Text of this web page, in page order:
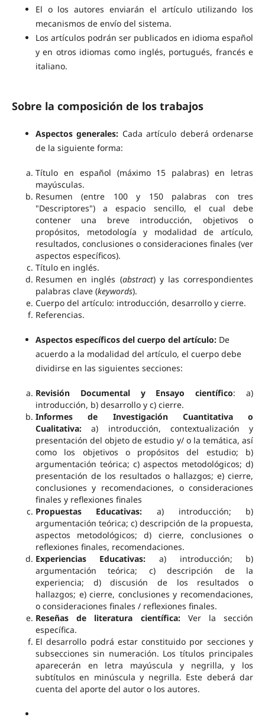
El o los autores enviarán el artículo utilizando los
mecanismos de envío del sistema.
Los artículos podrán ser publicados en idioma español
y en otros idiomas como inglés, portugués, francés e
italiano.
Sobre la composición de los trabajos
Aspectos generales: Cada artículo deberá ordenarse
de la siguiente forma:
Título en español (máximo 15 palabras) en letras
mayúsculas.
Resumen (entre 100 y 150 palabras con tres
"Descriptores") a espacio sencillo, el cual debe
contener una breve introducción, objetivos o
propósitos, metodología y modalidad de artículo,
resultados, conclusiones o consideraciones finales (ver
aspectos específicos).
Título en inglés.
Resumen en inglés (abstract) y las correspondientes
palabras clave (keywords).
Cuerpo del artículo: introducción, desarrollo y cierre.
Referencias.
Aspectos específicos del cuerpo del artículo: De
acuerdo a la modalidad del artículo, el cuerpo debe
dividirse en las siguientes secciones:
Revisión Documental y Ensayo científico: a)
introducción, b) desarrollo y c) cierre.
Informes de Investigación Cuantitativa o
Cualitativa:a) introducción, contextualización y
presentación del objeto de estudio y/ o la temática, así
como los objetivos o propósitos del estudio; b)
argumentación teórica; c) aspectos metodológicos; d)
presentación de los resultados o hallazgos; e) cierre,
conclusiones y recomendaciones, o consideraciones
finales y reflexiones finales
Propuestas Educativas: a) introducción; b)
argumentación teórica; c) descripción de la propuesta,
aspectos metodológicos; d) cierre, conclusiones o
reflexiones finales, recomendaciones.
Experiencias Educativas: a) introducción; b)
argumentación teórica; c) descripción de la
experiencia; d) discusión de los resultados o
hallazgos; e) cierre, conclusiones y recomendaciones,
o consideraciones finales / reflexiones finales.
Reseñas de literatura científica: Ver la sección
específica.
El desarrollo podrá estar constituido por secciones y
subsecciones sin numeración. Los títulos principales
aparecerán en letra mayúscula y negrilla, y los
subtítulos en minúscula y negrilla. Este deberá dar
cuenta del aporte del autor o los autores.